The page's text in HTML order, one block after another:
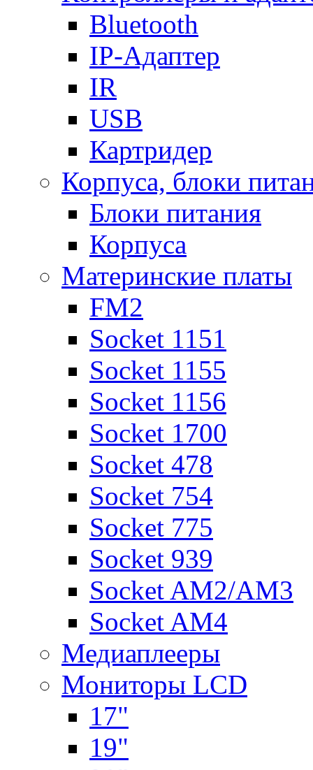
Bluetooth
IP-Адаптер
IR
USB
Картридер
Корпуса, блоки
Блоки питания
Корпуса
Материнские платы
FM2
Socket 1151
Socket 1155
Socket 1156
Socket 1700
Socket 478
Socket 754
Socket 775
Socket 939
Socket AM2/AM3
Socket AM4
Медиаплееры
Мониторы LCD
17"
19"